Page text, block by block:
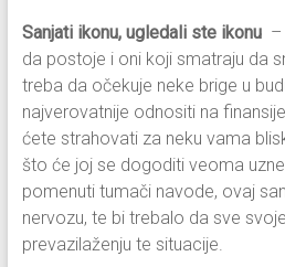
Sanjati ikonu, ugledali ste ikonu –
da postoje i oni koji smatraju da
treba da očekuje neke brige u
najverovatnije odnositi na
ćete strahovati za neku vama
što će joj se dogoditi veoma
pomenuti tumači navode, ovaj
nervozu, te bi trebalo da sve
prevazilaženju te situacije.